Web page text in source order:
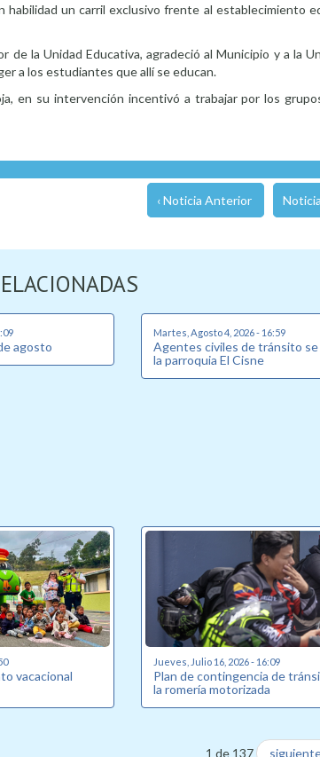
habilidad un carril exclusivo frente al establecimiento
de la Unidad Educativa, agradeció al Municipio y a
a los estudiantes que allí se educan.
en su intervención incentivó a trabajar por los
‹ Noticia Anterior
agosto
Martes, Agosto 4, 2026 - 16:59
Agentes civiles de tránsito se
la parroquia El Cisne
vacacional
Jueves, Julio 16, 2026 - 16:09
Plan de contingencia de
la romería motorizada
1 de 137 siguiente